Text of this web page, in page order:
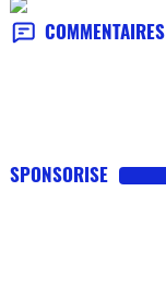
COMMENTAIRES
SPONSORISE